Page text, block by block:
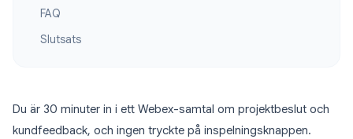
FAQ
Slutsats
Du är 30 minuter in i ett Webex-samtal om projektbeslut och
kundfeedback, och ingen tryckte på inspelningsknappen.